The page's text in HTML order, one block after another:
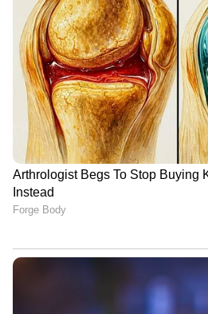
അഭിഷേകിന്‍റെ വിരലില്‍.!